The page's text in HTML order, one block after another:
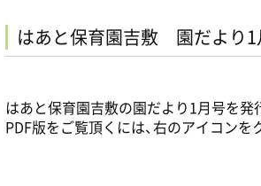
はあと保育園吉敷 園だより1
はあと保育園吉敷の園だより1月号を発
PDF版をご覧頂くには、右のアイコンを